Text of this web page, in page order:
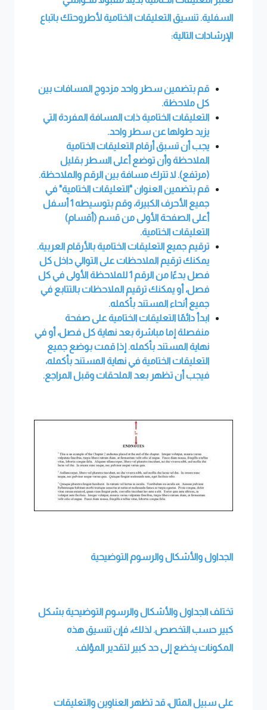
السفلية. تنسيق التعليقات الختامية لأطروحتك باتباع
الإرشادات التالية:
قم بتضمين سطر واحد مزدوج المسافات بين
كل ملاحظة.
التعليقات الختامية ذات المسافة المفردة التي
يزيد طولها عن سطر واحد.
يجب أن تسبق أرقام التعليقات الختامية
الملاحظة وأن توضع أعلى السطر بقليل
(مرتفع). لا تترك مسافة بين الرقم والملاحظة.
قم بتضمين العنوان "التعليقات الختامية"في
جميع الأحرف الكبيرة، وقم بتوسيطه 1 أسفل
أعلى الصفحة الأولى من قسم (أقسام)
التعليقات الختامية.
ترقيم جميع التعليقات الختامية بالأرقام العربية.
يمكنك ترقيم الملاحظات على التوالي داخل كل
فصل بدءًا من الرقم 1 للملاحظة الأولى في كل
فصل، أو يمكنك ترقيم الملاحظات بالتتابع في
جميع أنحاء المستند بأكمله.
ابدأ دائمًا التعليقات الختامية على صفحة
منفصلة إما مباشرة بعد نهاية كل فصل، أو في
نهاية المستند بأكمله. إذا قمت بوضع جميع
التعليقات الختامية في نهاية المستند بأكمله،
فيجب أن تظهر بعد الملحقات وقبل المراجع.
الجداول والأشكال والرسوم التوضيحية
تختلف الجداول والأشكال والرسوم التوضيحية بشكل
كبير حسب التخصص. لذلك، فإن تنسيق هذه
المكونات يخضع إلى حد كبير لتقدير المؤلف.
على سبيل المثال، قد تظهر العناوين والتعليقات